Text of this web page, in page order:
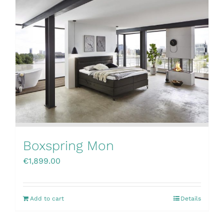
Boxspring Mon
€1,899.00
Add to cart Details